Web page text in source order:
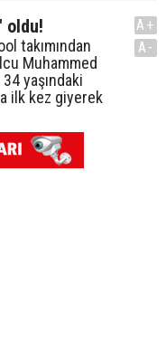
oldu!
takımından
Muhammed
yaşındaki
ilk kez giyerek
A+
A-